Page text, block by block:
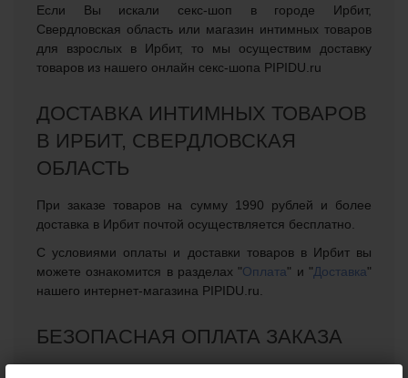
Если Вы искали cекс-шоп в городе Ирбит,
Свердловская область или магазин интимных товаров
для взрослых в Ирбит, то мы осуществим доставку
товаров из нашего онлайн секс-шопа PIPIDU.ru
ДОСТАВКА ИНТИМНЫХ ТОВАРОВ
В ИРБИТ, СВЕРДЛОВСКАЯ
ОБЛАСТЬ
При заказе товаров на сумму 1990 рублей и более
доставка в Ирбит почтой осуществляется бесплатно.
С условиями оплаты и доставки товаров в Ирбит вы
можете ознакомится в разделах "Оплата" и "Доставка"
нашего интернет-магазина PIPIDU.ru.
БЕЗОПАСНАЯ ОПЛАТА ЗАКАЗА